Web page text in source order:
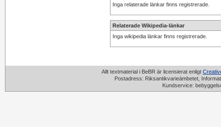
Inga relaterade länkar finns registrerade.
Relaterade Wikipedia-länkar
Inga wikipedia länkar finns registrerade.
Allt textmaterial i BeBR är licensierat enligt
Postadress: Riksantikvarieämbetet,
Kundservice: